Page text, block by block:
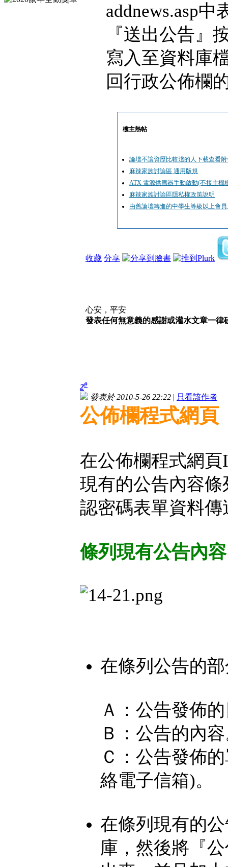
addnews.asp
『送出公告』
寫入至資料庫
回行政公佈欄
樓主熱帖
論壇不讓資歷比較淺的人下載查看
麻辣家族討論區 通用版規
ATX 電源供應器手動啟動(不接主機
麻辣家族討論區隱私權政策說明
由舊論壇轉進的中學生等級以上會
收藏 分享
心安，平安
發表任何無意義的感謝或灌水文章一律
2#
發表於 2010-5-26 22:22 | 只看該作者
公佈欄程式網頁
在公佈欄程式網頁
現有的公告內容
認密碼表單資料傳
條列現有公告內容
在條列公告的
Ａ：公告發佈
Ｂ：公告的內
Ｃ：公告發佈
絡電子信箱)。
在條列現有的
庫，然後將『